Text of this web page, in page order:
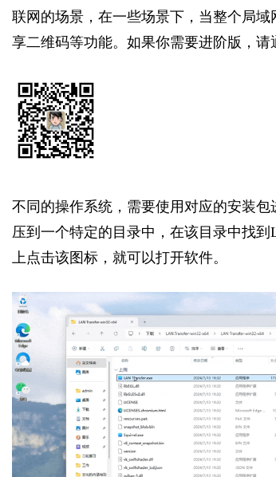
联网的场景，在一些场景下， 当整个局域
享二维码等功能。如果你需要进阶版，请
不同的操作系统，需要使用对应的安装包
压到 一个特定的目录中，在该目录中找到
上点击该图标，就可以打开软件。